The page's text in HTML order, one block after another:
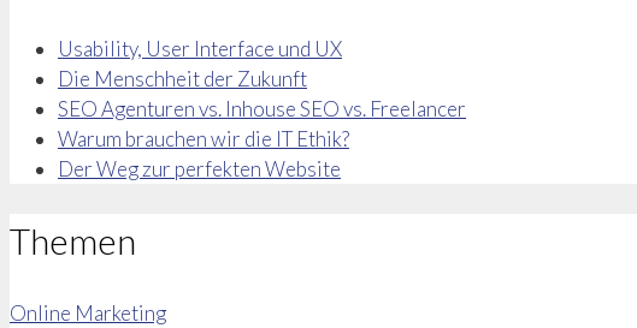
Usability, User Interface und UX
Die Menschheit der Zukunft
SEO Agenturen vs. Inhouse SEO vs. Freelancer
Warum brauchen wir die IT Ethik?
Der Weg zur perfekten Website
Themen
Online Marketing